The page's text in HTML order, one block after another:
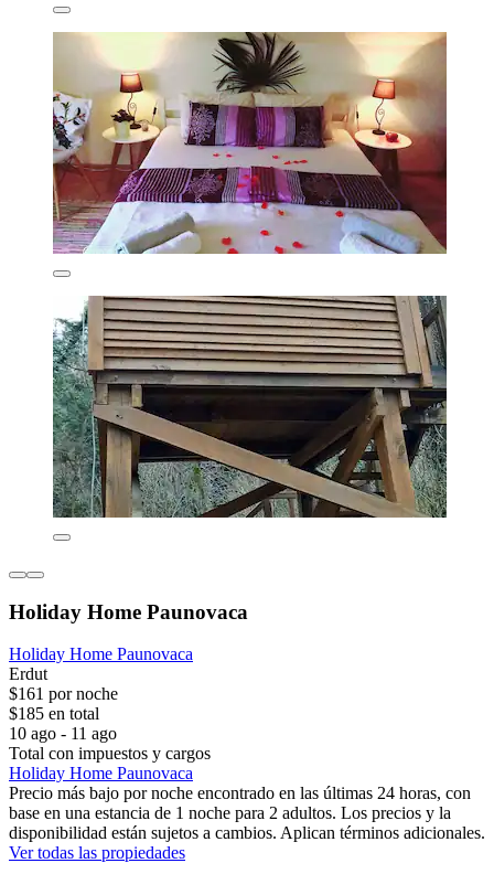
Holiday Home Paunovaca
Holiday Home Paunovaca
Erdut
$161 por noche
$185 en total
10 ago - 11 ago
Total con impuestos y cargos
Holiday Home Paunovaca
Precio más bajo por noche encontrado en las últimas 24 horas, con
base en una estancia de 1 noche para 2 adultos. Los precios y la
disponibilidad están sujetos a cambios. Aplican términos adicionales.
Ver todas las propiedades